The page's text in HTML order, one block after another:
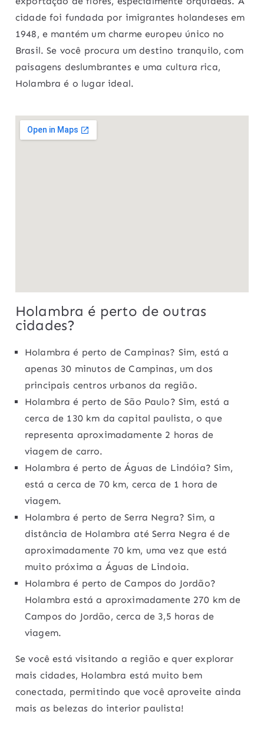
cidade foi fundada por imigrantes holandeses em
1948, e mantém um charme europeu único no
Brasil. Se você procura um destino tranquilo, com
paisagens deslumbrantes e uma cultura rica,
Holambra é o lugar ideal.
Holambra é perto de outras
cidades?
Holambra é perto de Campinas? Sim, está a
apenas 30 minutos de Campinas, um dos
principais centros urbanos da região.
Holambra é perto de São Paulo? Sim, está a
cerca de 130 km da capital paulista, o que
representa aproximadamente 2 horas de
viagem de carro.
Holambra é perto de Águas de Lindóia? Sim,
está a cerca de 70 km, cerca de 1 hora de
viagem.
Holambra é perto de Serra Negra? Sim, a
distância de Holambra até Serra Negra é de
aproximadamente 70 km, uma vez que está
muito próxima a Águas de Lindoia.
Holambra é perto de Campos do Jordão?
Holambra está a aproximadamente 270 km de
Campos do Jordão, cerca de 3,5 horas de
viagem.
Se você está visitando a região e quer explorar
mais cidades, Holambra está muito bem
conectada, permitindo que você aproveite ainda
mais as belezas do interior paulista!